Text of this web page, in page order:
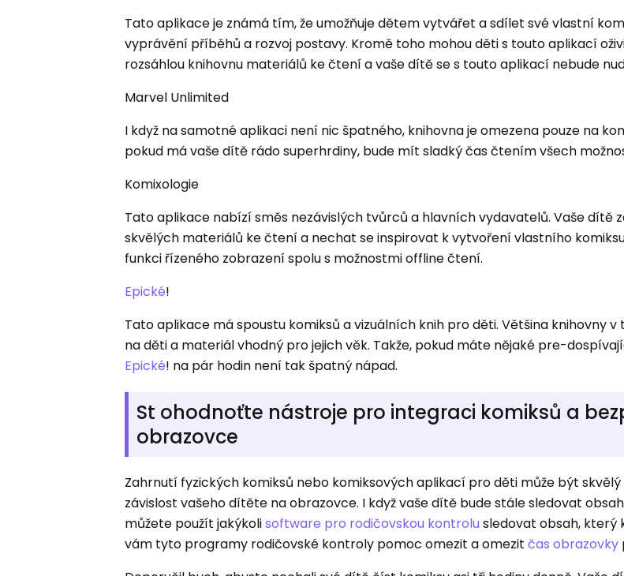
Tato aplikace je známá tím, že umožňuje dětem vytvářet a sdílet své vlastní
vyprávění příběhů a rozvoj postavy. Kromě toho mohou děti s touto aplikací
rozsáhlou knihovnu materiálů ke čtení a vaše dítě se s touto aplikací nebude
Marvel Unlimited
I když na samotné aplikaci není nic špatného, ​​knihovna je omezena pouze na
pokud má vaše dítě rádo superhrdiny, bude mít sladký čas čtením všech
Komixologie
Tato aplikace nabízí směs nezávislých tvůrců a hlavních vydavatelů. Vaše dítě
skvělých materiálů ke čtení a nechat se inspirovat k vytvoření vlastního
funkci řízeného zobrazení spolu s možnostmi offline čtení.
Epické!
Tato aplikace má spoustu komiksů a vizuálních knih pro děti. Většina knihovny
na děti a materiál vhodný pro jejich věk. Takže, pokud máte nějaké pre-
Epické! na pár hodin není tak špatný nápad.
St ohodnoťte nástroje pro integraci komiksů a
obrazovce
Zahrnutí fyzických komiksů nebo komiksových aplikací pro děti může být skvělý
závislost vašeho dítěte na obrazovce. I když vaše dítě bude stále sledovat
můžete použít jakýkolisoftware pro rodičovskou kontrolu sledovat obsah, který
vám tyto programy rodičovské kontroly pomoc omezit a omezitčas obrazovky